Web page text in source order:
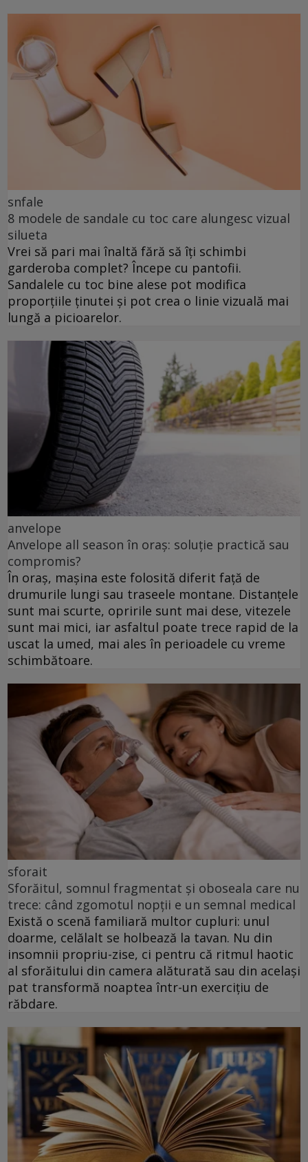
snfale
8 modele de sandale cu toc care alungesc vizual
silueta
Vrei să pari mai înaltă fără să îți schimbi
garderoba complet? Începe cu pantofii.
Sandalele cu toc bine alese pot modifica
proporțiile ținutei și pot crea o linie vizuală mai
lungă a picioarelor.
anvelope
Anvelope all season în oraș: soluție practică sau
compromis?
În oraș, mașina este folosită diferit față de
drumurile lungi sau traseele montane. Distanțele
sunt mai scurte, opririle sunt mai dese, vitezele
sunt mai mici, iar asfaltul poate trece rapid de la
uscat la umed, mai ales în perioadele cu vreme
schimbătoare.
sforait
Sforăitul, somnul fragmentat și oboseala care nu
trece: când zgomotul nopții e un semnal medical
Există o scenă familiară multor cupluri: unul
doarme, celălalt se holbează la tavan. Nu din
insomnii propriu-zise, ci pentru că ritmul haotic
al sforăitului din camera alăturată sau din același
pat transformă noaptea într-un exercițiu de
răbdare.